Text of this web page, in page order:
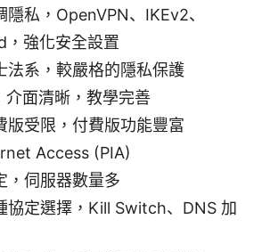
隱私，OpenVPN、IKEv2、
，強化安全設置
法系，較嚴格的隱私保護
介面清晰，教學完善
版受限，付費版功能豐富
Access (PIA)
，伺服器數量多
協定選擇，Kill Switch、DNS 加